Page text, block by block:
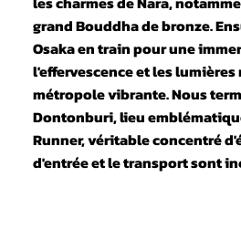
grand Bouddha de bronze.
Osaka en train pour une
l'effervescence et les
métropole vibrante. Nous
Dontonburi, lieu
Runner, véritable concentré
d'entrée et le transport sont